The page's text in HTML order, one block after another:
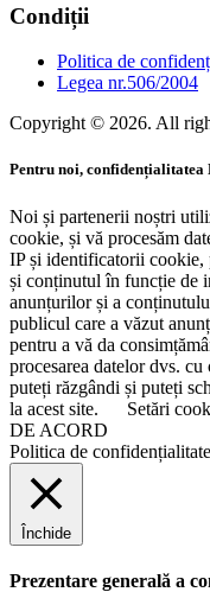
Condiții
Politica de
Legea nr.506/2004
Copyright © 2026. All
Pentru noi, confidențialitatea
Noi și partenerii noștri
cookie, și vă procesăm
IP și identificatorii cookie,
și conținutul în funcție de
anunțurilor și a
publicul care a văzut
pentru a vă da
procesarea datelor dvs.
puteți răzgândi și puteți
la acest site.
Setări
DE ACORD
Politica de
Închide
Prezentare generală a